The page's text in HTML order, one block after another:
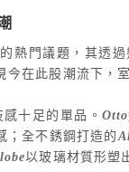
熱門議題，其透
在此股潮流下，
十足的單品。 Otto
；全不銹鋼打造的
以玻璃材質形塑